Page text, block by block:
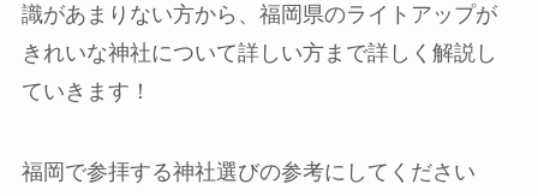
識があまりない方から、福岡県のライトアップが
きれいな神社について詳しい方まで詳しく解説し
ていきます！
福岡で参拝する神社選びの参考にしてください